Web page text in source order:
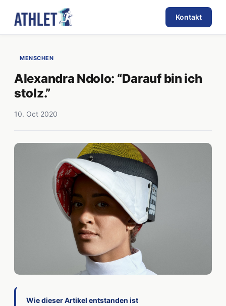
Kontakt
MENSCHEN
Alexandra Ndolo: “Darauf bin ich
stolz.”
10. Oct 2020
Wie dieser Artikel entstanden ist